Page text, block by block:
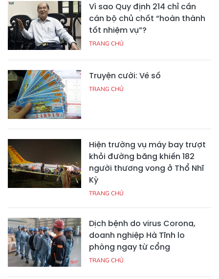
Vì sao Quy định 214 chỉ cần
cán bộ chủ chốt “hoàn thành
tốt nhiệm vụ”?
TRANG CHỦ
Truyện cười: Vé số
TRANG CHỦ
Hiện trường vụ máy bay trượt
khỏi đường băng khiến 182
người thương vong ở Thổ Nhĩ
Kỳ
TRANG CHỦ
Dịch bệnh do virus Corona,
doanh nghiệp Hà Tĩnh lo
phòng ngay từ cổng
TRANG CHỦ